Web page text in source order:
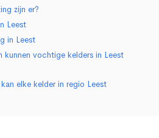
zijn er?
Leest
in Leest
kunnen vochtige kelders in Leest
elke kelder in regio Leest